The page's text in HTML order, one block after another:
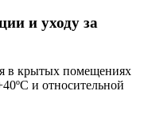
и уходу за
в крытых помещениях
и относительной